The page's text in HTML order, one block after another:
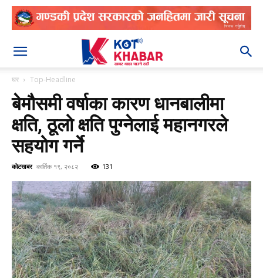
घर Top-Headline
बेमौसमी वर्षाका कारण धानबालीमा
क्षति, ठूलो क्षति पुग्नेलाई महानगरले
सहयोग गर्ने
कोटखबर कार्तिक १९, २०८२ 131